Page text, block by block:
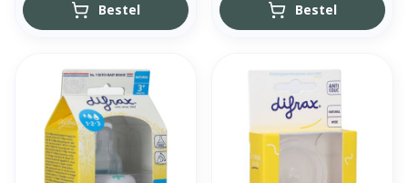
Bestel Bestel